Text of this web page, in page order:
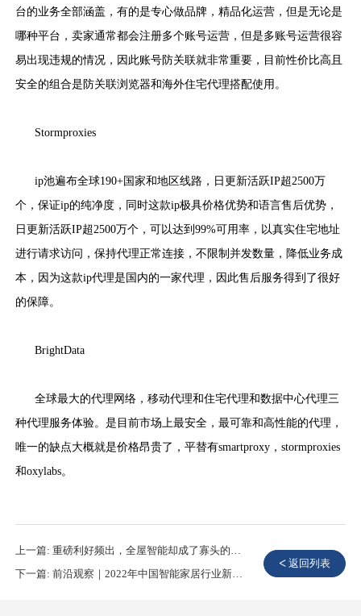
台的业务全部涵盖，有的是专心做品牌，精品化运营，但是无论是
哪种平台，卖家通常都会注册多个账号运营，但是多账号运营很容
易出现违规的情况，因此账号防关联就非常重要，目前性价比高且
安全的组合是防关联浏览器和海外住宅代理搭配使用。
Stormproxies
ip池遍布全球190+国家和地区线路，日更新活跃IP超2500万
个，保证ip的纯净度，同时这款ip极具价格优势和语言售后优势，
日更新活跃IP超2500万个，可以达到99%可用率，以真实住宅地址
进行请求访问，保持代理正常连接，不限制并发数量，降低业务成
本，因为这款ip代理是国内的一家代理，因此售后服务得到了很好
的保障。
BrightData
全球最大的代理网络，移动代理和住宅代理和数据中心代理三
种代理服务体验。是目前市场上最安全，最可靠和高性能的代理，
唯一的缺点大概就是价格昂贵了，平替有smartproxy，stormproxies
和oxylabs。
上一篇: 重磅利好频出，全屋智能却成了寡头的游戏
下一篇: 前沿观察｜2022年中国智能家居行业新兴趋势与机遇展望
< 返回列表